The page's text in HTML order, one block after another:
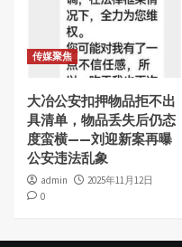
传媒聚焦
大冶公安扣押物品拒不出
具清单，物品丢失后仍态
度蛮横——刘迎新案再曝
公安违法乱象
admin
2025年11月12日
0